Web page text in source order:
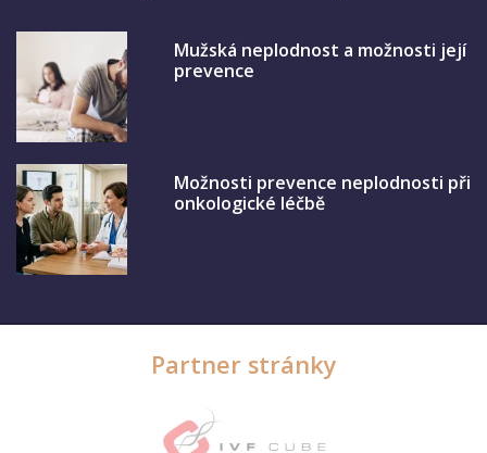
Mužská neplodnost a možnosti její
prevence
Možnosti prevence neplodnosti při
onkologické léčbě
Partner stránky